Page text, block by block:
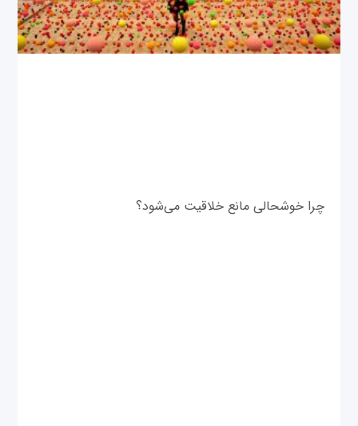
چرا خوشحالی مانع خلاقیت می‌شود؟